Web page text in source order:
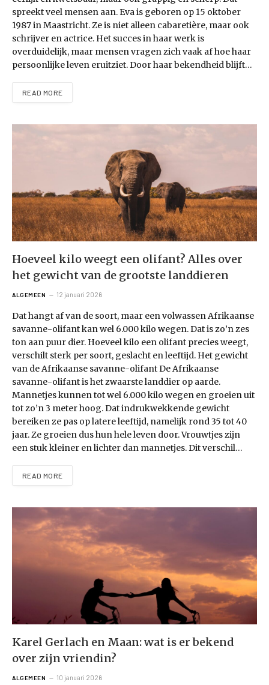
spreekt veel mensen aan. Eva is geboren op 15 oktober
1987 in Maastricht. Ze is niet alleen cabaretière, maar ook
schrijver en actrice. Het succes in haar werk is
overduidelijk, maar mensen vragen zich vaak af hoe haar
persoonlijke leven eruitziet. Door haar bekendheid blijft…
READ MORE
Hoeveel kilo weegt een olifant? Alles over
het gewicht van de grootste landdieren
ALGEMEEN 12 januari 2026
Dat hangt af van de soort, maar een volwassen Afrikaanse
savanne-olifant kan wel 6.000 kilo wegen. Dat is zo’n zes
ton aan puur dier. Hoeveel kilo een olifant precies weegt,
verschilt sterk per soort, geslacht en leeftijd. Het gewicht
van de Afrikaanse savanne-olifant De Afrikaanse
savanne-olifant is het zwaarste landdier op aarde.
Mannetjes kunnen tot wel 6.000 kilo wegen en groeien uit
tot zo’n 3 meter hoog. Dat indrukwekkende gewicht
bereiken ze pas op latere leeftijd, namelijk rond 35 tot 40
jaar. Ze groeien dus hun hele leven door. Vrouwtjes zijn
een stuk kleiner en lichter dan mannetjes. Dit verschil…
READ MORE
Karel Gerlach en Maan: wat is er bekend
over zijn vriendin?
ALGEMEEN 10 januari 2026